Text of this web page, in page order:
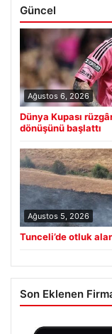
Güncel
Ağustos 6, 2026
Dünya Kupası
dönüşünü başlattı
Ağustos 5, 2026
Tunceli’de otluk
Son Eklenen